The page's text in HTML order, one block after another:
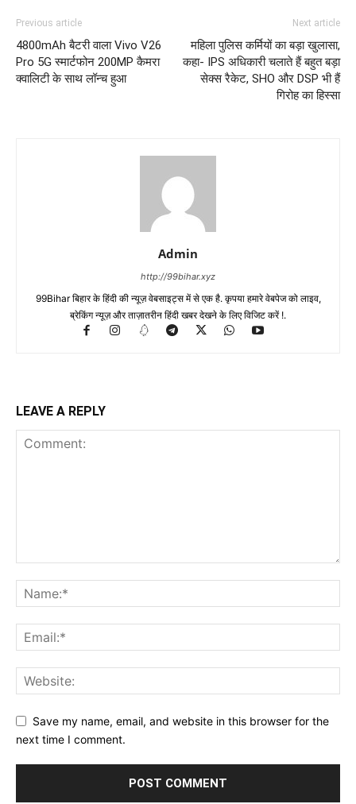
Previous article
4800mAh बैटरी वाला Vivo V26
Pro 5G स्मार्टफोन 200MP कैमरा
क्वालिटी के साथ लॉन्च हुआ
Next article
महिला पुलिस कर्मियों का बड़ा खुलासा,
कहा- IPS अधिकारी चलाते हैं बहुत बड़ा
सेक्स रैकेट, SHO और DSP भी हैं
गिरोह का हिस्सा
Admin
http://99bihar.xyz
99Bihar बिहार के हिंदी की न्यूज़ वेबसाइट्स में से एक है. कृपया हमारे वेबपेज को लाइव,
ब्रेकिंग न्यूज़ और ताज़ातरीन हिंदी खबर देखने के लिए विजिट करें !.
LEAVE A REPLY
Save my name, email, and website in this browser for the
next time I comment.